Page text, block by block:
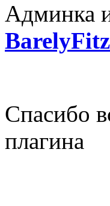
Админка
Спасибо
плагина